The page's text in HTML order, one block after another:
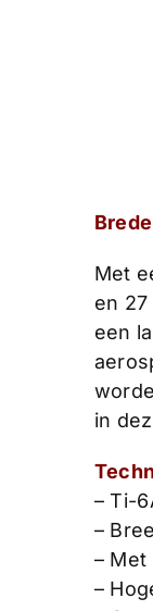
Met
en
een
in
– Ti-
–
– Met
–